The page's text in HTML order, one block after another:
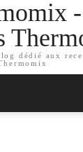
dédié aux